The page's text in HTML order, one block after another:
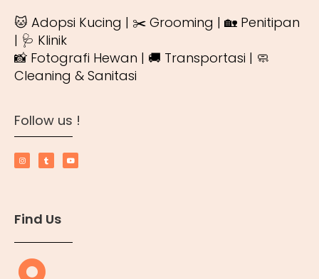
🐱 Adopsi Kucing | ✂️ Grooming | 🏡 Penitipan
| 🩺 Klinik
📸 Fotografi Hewan | 🚚 Transportasi | 🧼
Cleaning & Sanitasi
Follow us !
Find Us